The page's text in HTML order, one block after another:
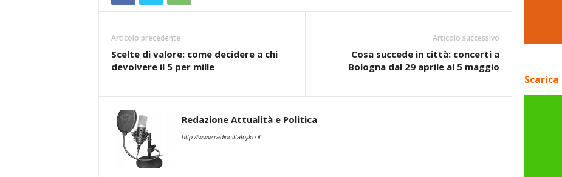
Articolo precedente
Scelte di valore: come decidere a chi
devolvere il 5 per mille
Articolo successivo
Cosa succede in città: concerti a
Bologna dal 29 aprile al 5 maggio
Redazione Attualità e Politica
http://www.radiocittafujiko.it